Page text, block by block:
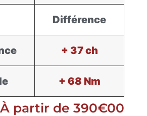
Différence
+ 37 ch
+ 68 Nm
À partir de 390€00